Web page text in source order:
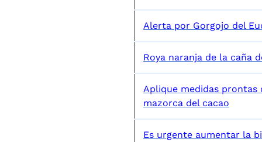
Alerta por Gorgojo del
Roya naranja de la caña
Aplique medidas
mazorca del cacao
Es urgente aumentar la